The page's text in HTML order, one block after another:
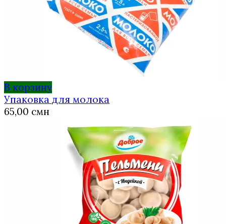
В корзину
Упаковка для молока
65,00 смн